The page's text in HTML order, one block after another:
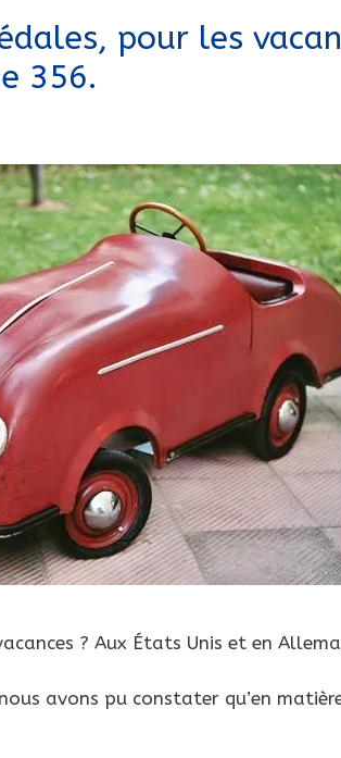
pour les
356.
? Aux États Unis et en
avons pu constater qu’en